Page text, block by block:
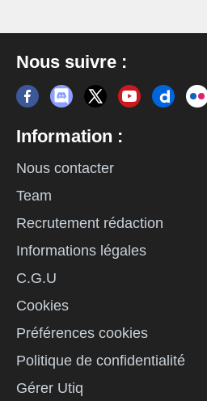
Nous suivre :
Information :
Nous contacter
Team
Recrutement rédaction
Informations légales
C.G.U
Cookies
Préférences cookies
Politique de confidentialité
Gérer Utiq